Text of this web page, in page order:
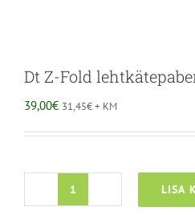
Dt Z-Fold
39,00€ 31,45€+ KM
Dt
LISA